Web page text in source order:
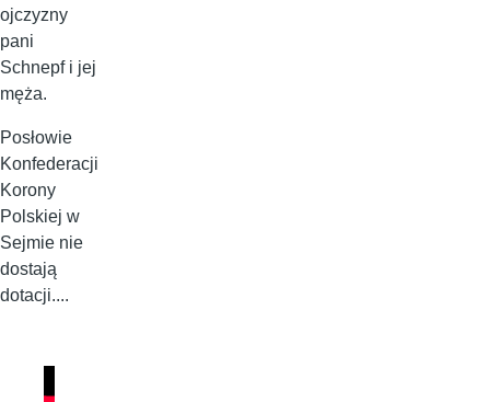
ojczyzny
pani
Schnepf i jej
męża.
Posłowie
Konfederacji
Korony
Polskiej w
Sejmie nie
dostają
dotacji....